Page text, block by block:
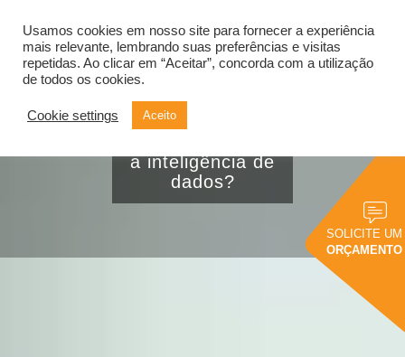
SOLICITE UM
ORÇAMENTO
Alternar
Como criar valor
a inteligência de
dados?
Usamos cookies em nosso site para fornecer a experiência
mais relevante, lembrando suas preferências e visitas
repetidas. Ao clicar em “Aceitar”, concorda com a utilização
de todos os cookies.
Cookie settings Aceito